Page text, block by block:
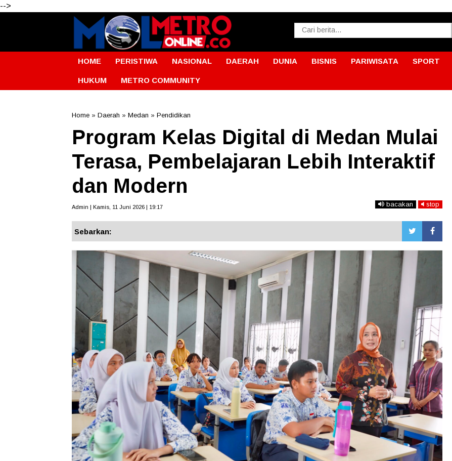
-->
HOME PERISTIWA NASIONAL DAERAH DUNIA BISNIS PARIWISATA SPORT
HUKUM METRO COMMUNITY
Home » Daerah » Medan » Pendidikan
Program Kelas Digital di Medan Mulai
Terasa, Pembelajaran Lebih Interaktif
dan Modern
Admin | Kamis, 11 Juni 2026 | 19:17 bacakan stop
Sebarkan: